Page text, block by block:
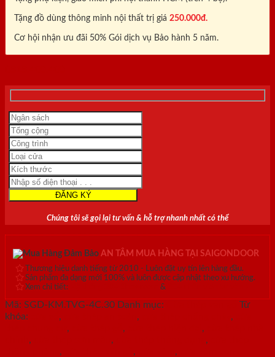
Tặng đồ dùng thông minh nội thất trị giá 250.000đ.
Cơ hội nhận ưu đãi 50% Gói dịch vụ Bảo hành 5 năm.
Chúng tôi sẽ gọi lại tư vấn & hỗ trợ nhanh nhất có thể
AN TÂM MUA HÀNG TẠI SAIGONDOOR
Thương hiệu danh tiếng từ 2010 - Luôn đặt uy tín lên hàng đầu.
Sản phẩm đa dạng mới 100% và luôn được cập nhật theo xu hướng.
Xem chi tiết:
&
Mã: SGD-KM.TVG-4C.30 Danh mục:
Từ
khóa:
, , ,
, , ,
, , ,
, , ,